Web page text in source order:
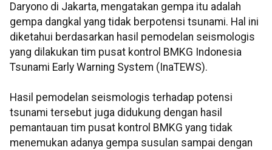
Daryono di Jakarta, mengatakan gempa itu adalah
gempa dangkal yang tidak berpotensi tsunami. Hal ini
diketahui berdasarkan hasil pemodelan seismologis
yang dilakukan tim pusat kontrol BMKG Indonesia
Tsunami Early Warning System (InaTEWS).
Hasil pemodelan seismologis terhadap potensi
tsunami tersebut juga didukung dengan hasil
pemantauan tim pusat kontrol BMKG yang tidak
menemukan adanya gempa susulan sampai dengan